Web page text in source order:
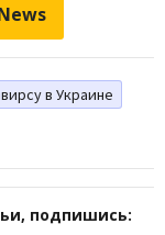
в Украине
подпишись: